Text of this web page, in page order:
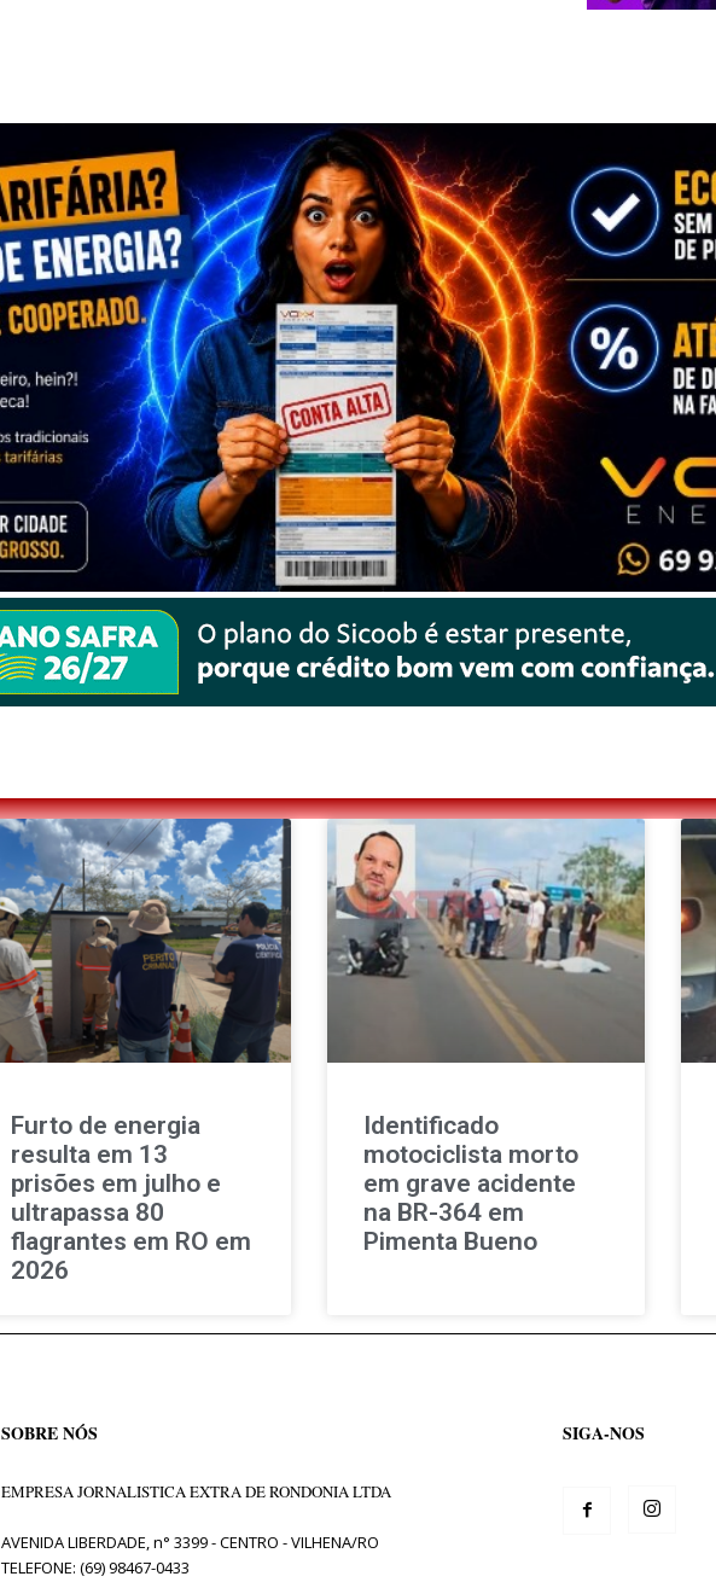
Furto de energia
resulta em 13
prisões em julho e
ultrapassa 80
flagrantes em RO em
2026
Identificado
motociclista morto
em grave acidente
na BR-364 em
Pimenta Bueno
SOBRE NÓS
EMPRESA JORNALISTICA EXTRA DE RONDONIA LTDA
AVENIDA LIBERDADE, n° 3399 - CENTRO - VILHENA/RO
TELEFONE: (69) 98467-0433
SIGA-NOS